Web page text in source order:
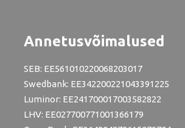
Annetusvõimalused
SEB: EE561010220068203017
Swedbank: EE342200221043391225
Luminor: EE241700017003582822
LHV: EE027700771001366179